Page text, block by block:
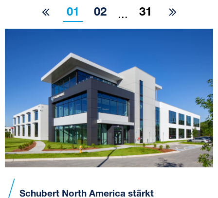
01 02 ... 31
Schubert North America stärkt